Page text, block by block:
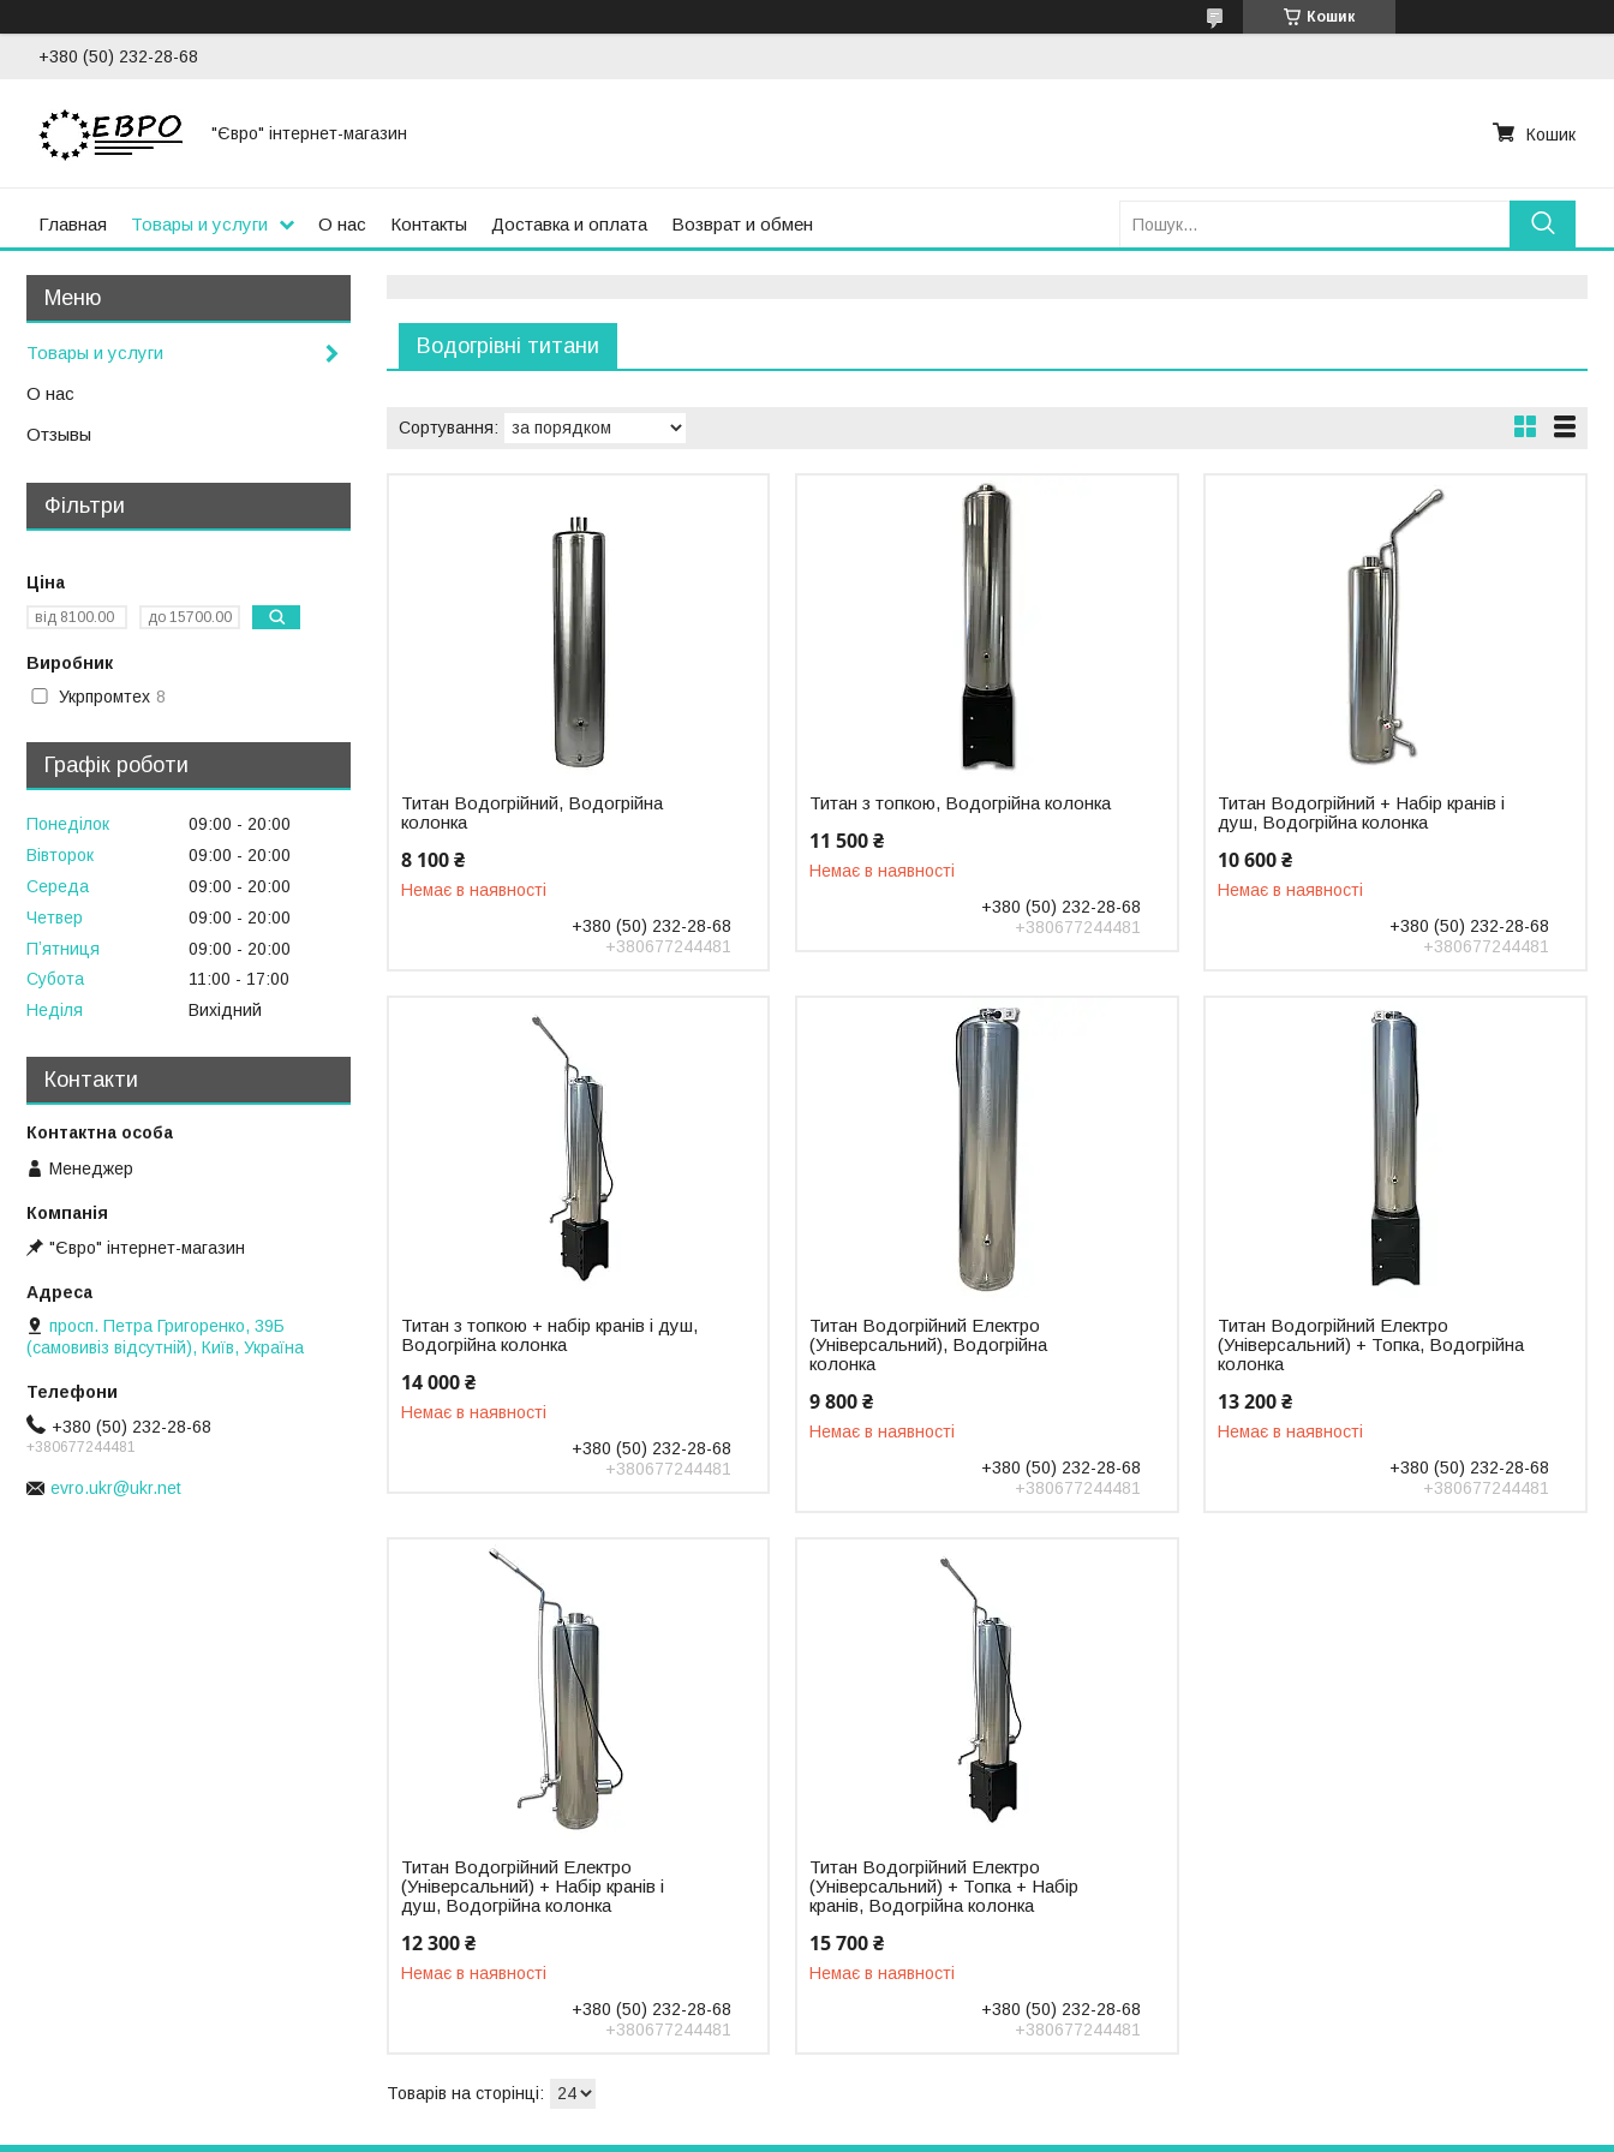
Кошик
+380 (50) 232-28-68
"Євро" інтернет-магазин Кошик
Главная Товары и услуги О нас Контакты Доставка и оплата Возврат и обмен
Водогрівні титани
Титан Водогрійний, Водогрійна
колонка
8 100 ₴
Немає в наявності
+380 (50) 232-28-68
+380677244481
Титан з топкою, Водогрійна колонка
11 500 ₴
Немає в наявності
+380 (50) 232-28-68
+380677244481
Титан Водогрійний + Набір кранів і
душ, Водогрійна колонка
10 600 ₴
Немає в наявності
+380 (50) 232-28-68
+380677244481
Титан з топкою + набір кранів і душ,
Водогрійна колонка
14 000 ₴
Немає в наявності
+380 (50) 232-28-68
+380677244481
Титан Водогрійний Електро
(Універсальний), Водогрійна
колонка
9 800 ₴
Немає в наявності
+380 (50) 232-28-68
+380677244481
Титан Водогрійний Електро
(Універсальний) + Топка, Водогрійна
колонка
13 200 ₴
Немає в наявності
+380 (50) 232-28-68
+380677244481
Титан Водогрійний Електро
(Універсальний) + Набір кранів і
душ, Водогрійна колонка
12 300 ₴
Немає в наявності
+380 (50) 232-28-68
+380677244481
Титан Водогрійний Електро
(Універсальний) + Топка + Набір
кранів, Водогрійна колонка
15 700 ₴
Немає в наявності
+380 (50) 232-28-68
+380677244481
Товары и услуги
О нас
Отзывы
Фільтри
Ціна
Виробник
Укрпромтех 8
Графік роботи
Понеділок 09:00
20:00
Вівторок
09:00
20:00
Середа
09:00
20:00
Четвер
09:00
20:00
Пʼятниця
09:00
20:00
Субота
11:00
17:00
Неділя
Вихідний
Контакти
Менеджер
"Євро" інтернет-магазин
просп. Петра Григоренко, 39Б
(самовивіз відсутній), Київ, Україна
+380 (50) 232-28-68
+380677244481
evro.ukr@ukr.net